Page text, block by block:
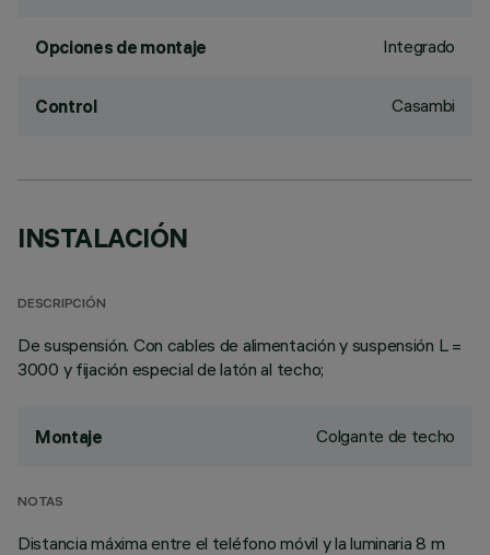
Opciones de montaje Integrado
Control Casambi
INSTALACIÓN
DESCRIPCIÓN
De suspensión. Con cables de alimentación y suspensión L =
3000 y fijación especial de latón al techo;
Montaje Colgante de techo
NOTAS
Distancia máxima entre el teléfono móvil y la luminaria 8 m